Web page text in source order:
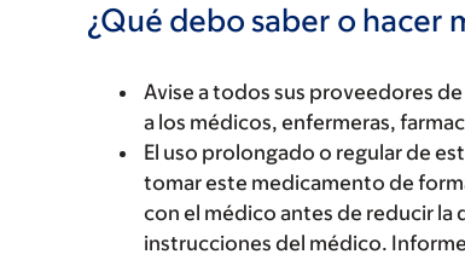
¿Qué debo saber o hacer
Avise a todos sus proveedores
a los médicos, enfermeras,
El uso prolongado o regular de
tomar este medicamento de
con el médico antes de reducir la
instrucciones del médico.